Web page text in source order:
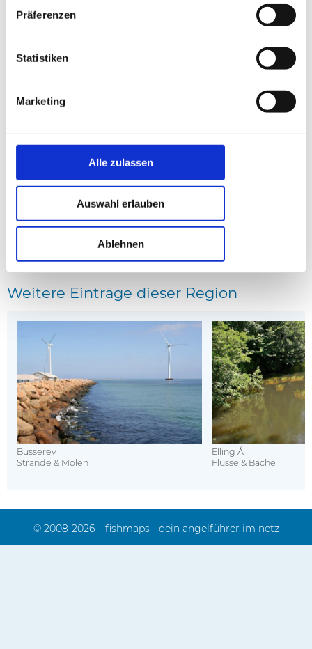
Präferenzen
Statistiken
Marketing
Alle zulassen
Auswahl erlauben
Ablehnen
Haus 41-2033 in Frederikshavn, Kattegat
Entfernung: 0.17 km
Haus E8191 in
Entfernung: 0.18 km
anzeige
Kartenansicht
Weitere Einträge dieser Region
Busserev
Strände & Molen
Elling Å
Flüsse & Bäche
© 2008-2026 – fishmaps - dein angelführer im netz